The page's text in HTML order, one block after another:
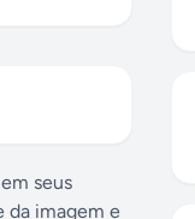
seus
da imagem e